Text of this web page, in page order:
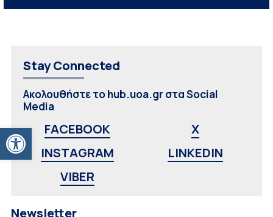
Ανοίξτε τη γραμμή εργαλείων
Stay Connected
Ακολουθήστε το hub.uoa.gr στα Social
Media
FACEBOOK
X
INSTAGRAM
LINKEDIN
VIBER
Newsletter